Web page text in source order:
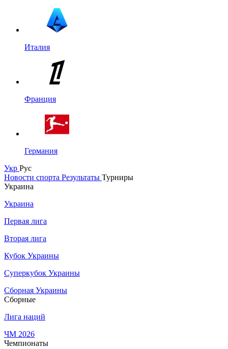
Италия
Франция
Германия
Укр Рус
Новости спорта Результаты Турниры
Украина
Украина
Первая лига
Вторая лига
Кубок Украины
Суперкубок Украины
Сборная Украины
Сборные
Лига наций
ЧМ 2026
Чемпионаты